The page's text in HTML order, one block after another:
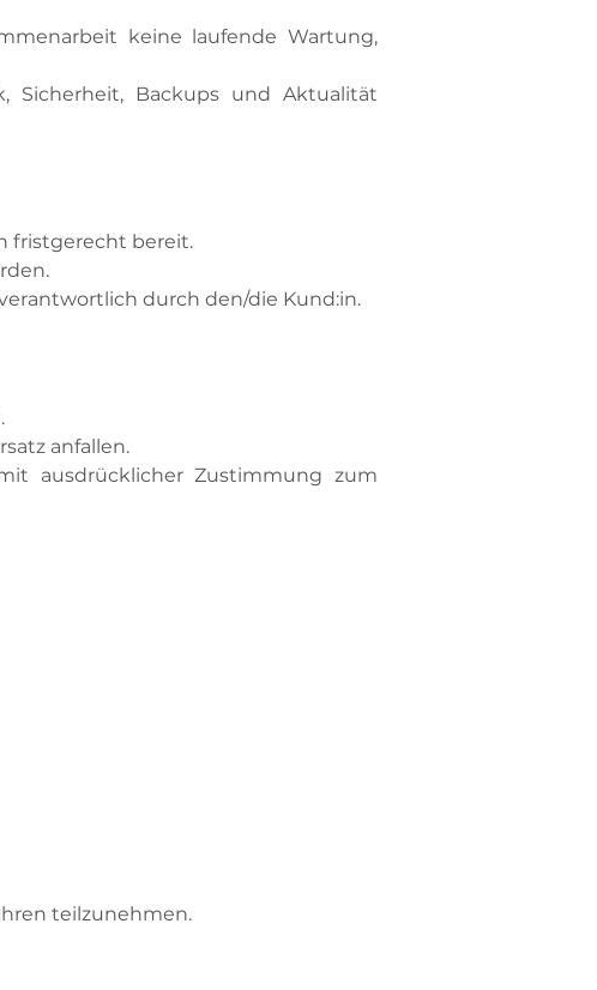
keine laufende Wartung,
Sicherheit, Backups und Aktualität
fristgerecht bereit.
durch den/die Kund:in.
anfallen.
ausdrücklicher Zustimmung zum
teilzunehmen.